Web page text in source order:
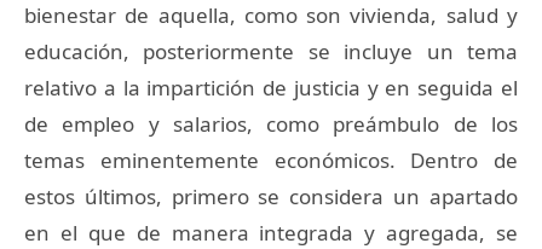
bienestar de aquella, como son vivienda, salud y
educación, posteriormente se incluye un tema
relativo a la impartición de justicia y en seguida el
de empleo y salarios, como preámbulo de los
temas eminentemente económicos. Dentro de
estos últimos, primero se considera un apartado
en el que de manera integrada y agregada, se